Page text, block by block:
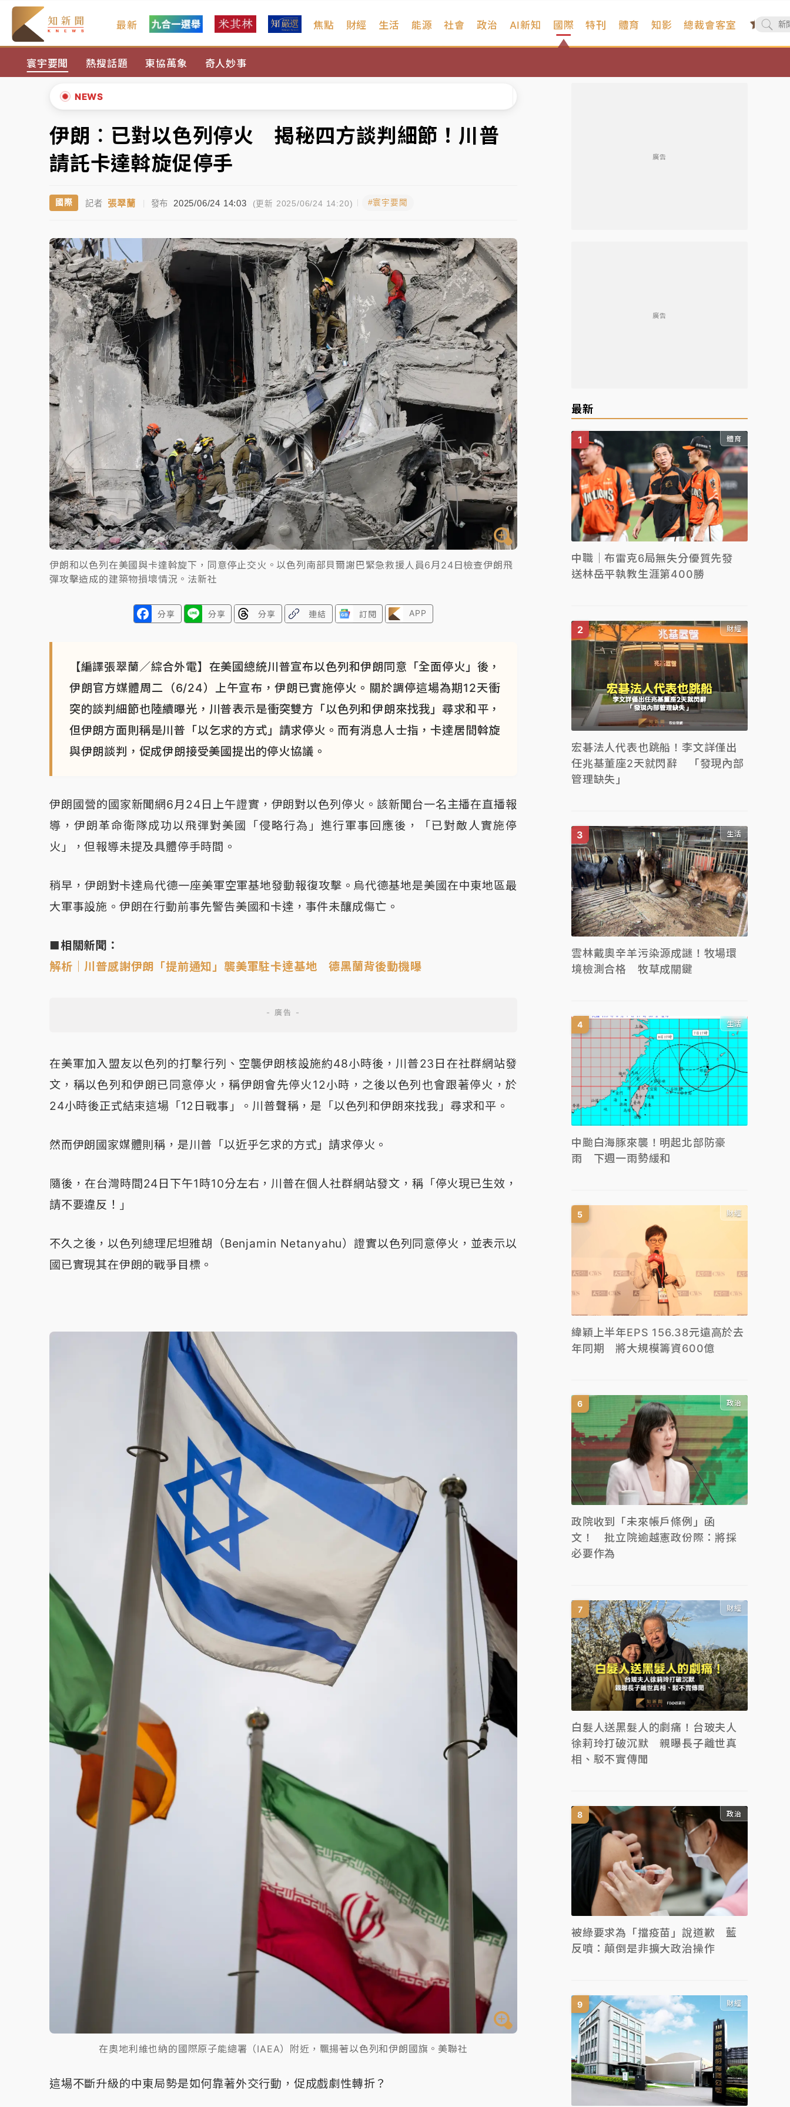
最新 焦點 財經 生活 能源 社會 政治 AI新知 國際
寰宇要聞 熱搜話題 東協萬象 奇人妙事
特刊 體育 知影 總裁會客室
NEWS
暑假過三周才推「E宿新北打卡趣」！抽獎程序複雜 觀旅局回應了
中信慈善基金會想增加董事人數！辜仲諒向法院聲請遭駁 理由曝光
故宮《龍藏經》特展第2檔！今線上預約開賣一度塞車 周六起展出延長至晚上7時
台東農業處長涉圖利渡假村！東檢抗告成功 今重開羈押庭
女律師陳昱瑄詐慈濟10億！黃金158kg遭查扣畫面曝光
中信慈善基金會想增加董事人數！辜仲諒向法院聲請遭駁 理由曝光
故宮《龍藏經》特展第2檔！今線上預約開賣一度塞車 周六起展出延長至晚上7時
台東農業處長涉圖利渡假村！東檢抗告成功 今重開羈押庭
父親節泡湯了！中颱白海豚雨彈轟3天 「紅到發紫」降雨熱區曝
▲
▼
伊朗︰已對以色列停火 揭秘四方談判細節！川普
請託卡達斡旋促停手
國際 記者 張翠蘭 | 發布 2025/06/24 14:03 (更新 2025/06/24 14:20) #寰宇要聞
伊朗和以色列在美國與卡達斡旋下，同意停止交火。以色列南部貝爾謝巴緊急救援人員6月24日檢查伊朗飛
彈攻擊造成的建築物損壞情況。法新社
分享 分享 分享 連結 訂閱 APP
【編譯張翠蘭／綜合外電】在美國總統川普宣布以色列和伊朗同意「全面停火」後，
伊朗官方媒體周二（6/24）上午宣布，伊朗已實施停火。關於調停這場為期12天衝
突的談判細節也陸續曝光，川普表示是衝突雙方「以色列和伊朗來找我」尋求和平，
但伊朗方面則稱是川普「以乞求的方式」請求停火。而有消息人士指，卡達居間斡旋
與伊朗談判，促成伊朗接受美國提出的停火協議。
伊朗國營的國家新聞網6月24日上午證實，伊朗對以色列停火。該新聞台一名主播在直播報
導，伊朗革命衛隊成功以飛彈對美國「侵略行為」進行軍事回應後，「已對敵人實施停
火」，但報導未提及具體停手時間。
稍早，伊朗對卡達烏代德一座美軍空軍基地發動報復攻擊。烏代德基地是美國在中東地區最
大軍事設施。伊朗在行動前事先警告美國和卡達，事件未釀成傷亡。
■相關新聞：
解析｜川普感謝伊朗「提前通知」襲美軍駐卡達基地 德黑蘭背後動機曝
在美軍加入盟友以色列的打擊行列、空襲伊朗核設施約48小時後，川普23日在社群網站發
文，稱以色列和伊朗已同意停火，稱伊朗會先停火12小時，之後以色列也會跟著停火，於
24小時後正式結束這場「12日戰事」。川普聲稱，是「以色列和伊朗來找我」尋求和平。
然而伊朗國家媒體則稱，是川普「以近乎乞求的方式」請求停火。
隨後，在台灣時間24日下午1時10分左右，川普在個人社群網站發文，稱「停火現已生效，
請不要違反！」
不久之後，以色列總理尼坦雅胡（Benjamin Netanyahu）證實以色列同意停火，並表示以
國已實現其在伊朗的戰爭目標。
在奧地利維也納的國際原子能總署（IAEA）附近，飄揚著以色列和伊朗國旗。美聯社
這場不斷升級的中東局勢是如何靠著外交行動，促成戲劇性轉折？
廣告
廣告
最新
體育
中職｜布雷克6局無失分優質先發
送林岳平執教生涯第400勝
財經
宏碁法人代表也跳船！李文詳僅出
任兆基董座2天就閃辭 「發現內部
管理缺失」
生活
雲林戴奧辛羊污染源成謎！牧場環
境檢測合格 牧草成關鍵
生活
中颱白海豚來襲！明起北部防豪
雨 下週一雨勢緩和
財經
緯穎上半年EPS 156.38元遠高於去
年同期 將大規模籌資600億
政治
政院收到「未來帳戶條例」函
文！ 批立院逾越憲政份際：將採
必要作為
財經
白髮人送黑髮人的劇痛！台玻夫人
徐莉玲打破沉默 親曝長子離世真
相、駁不實傳聞
政治
被綠要求為「擋疫苗」說道歉 藍
反噴：顛倒是非擴大政治操作
財經